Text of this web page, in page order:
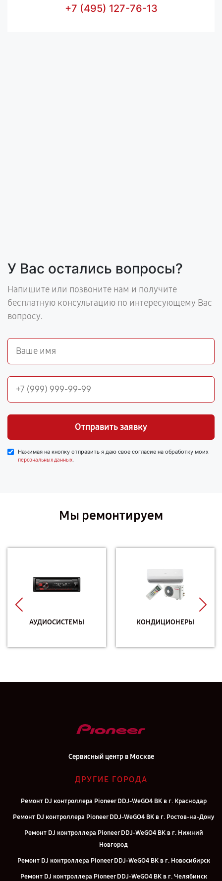
+7 (495) 127-76-13
У Вас остались вопросы?
Напишите или позвоните нам и получите
бесплатную консультацию по интересующему Вас
вопросу.
Отправить заявку
Нажимая на кнопку отправить я даю свое согласие на обработку моих
персональных данных.
Мы ремонтируем
АУДИОСИСТЕМЫ КОНДИЦИОНЕРЫ
Сервисный центр в Москве
ДРУГИЕ ГОРОДА
Ремонт DJ контроллера Pioneer DDJ-WeGO4 BK в г. Краснодар
Ремонт DJ контроллера Pioneer DDJ-WeGO4 BK в г. Ростов-на-Дону
Ремонт DJ контроллера Pioneer DDJ-WeGO4 BK в г. Нижний
Новгород
Ремонт DJ контроллера Pioneer DDJ-WeGO4 BK в г. Новосибирск
Ремонт DJ контроллера Pioneer DDJ-WeGO4 BK в г. Челябинск